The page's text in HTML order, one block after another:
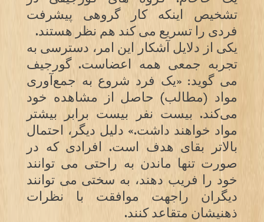
تشخیص اینکه کار گروهی پیشرفت
فردی را تسریع می کند هم نظر هستند.
یکی از دلایل آشکار این امر، دسترسی به
تجربه جمعی همه اعضاست. گورجیف
می گوید: «یک فرد شروع به جمع‌آوری
مواد (مطالب) حاصل از مشاهده خود
می‌کند. بیست نفر بیست برابر بیشتر
مواد خواهند داشت.» دلیل دیگر، احتمال
بالاتر بقای هدف است. افرادی که در
صورت تنها ماندن به راحتی می توانند
خود را فریب دهند، به سختی می توانند
دیگران راجهت موافقت با نظرات
ذهنیشان متقاعد کنند.